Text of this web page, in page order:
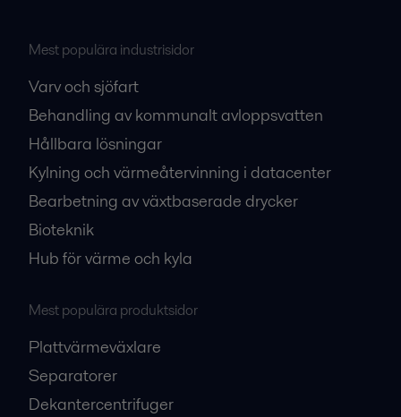
Mest populära industrisidor
Varv och sjöfart
Behandling av kommunalt avloppsvatten
Hållbara lösningar
Kylning och värmeåtervinning i datacenter
Bearbetning av växtbaserade drycker
Bioteknik
Hub för värme och kyla
Mest populära produktsidor
Plattvärmeväxlare
Separatorer
Dekantercentrifuger